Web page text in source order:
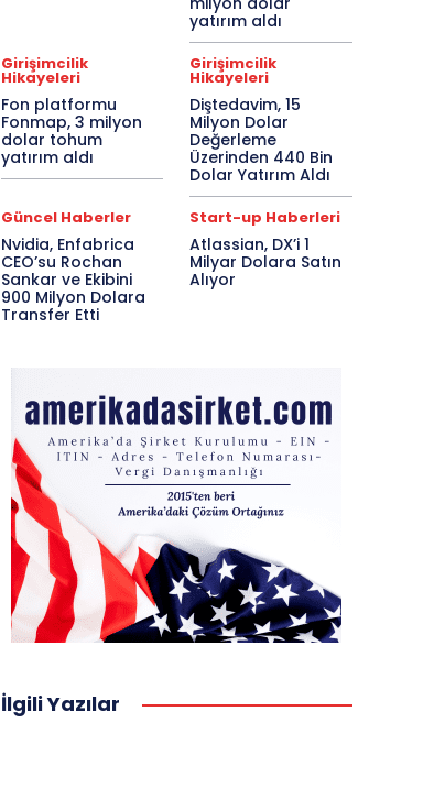
yatırım aldı
Girişimcilik
Hikayeleri
Fon platformu
Fonmap, 3 milyon
dolar tohum
yatırım aldı
Girişimcilik
Hikayeleri
Diştedavim, 15
Milyon Dolar
Değerleme
Üzerinden 440 Bin
Dolar Yatırım Aldı
Güncel Haberler
Nvidia, Enfabrica
CEO’su Rochan
Sankar ve Ekibini
900 Milyon Dolara
Transfer Etti
Start-up Haberleri
Atlassian, DX’i 1
Milyar Dolara Satın
Alıyor
İlgili Yazılar